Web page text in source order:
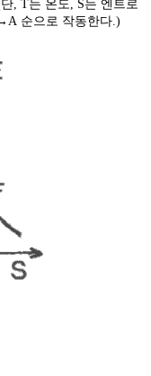
, T는 온도, S는 엔트로